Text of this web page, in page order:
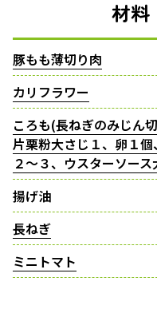
材料
豚もも薄切り肉
カリフラワー
ころも(長ねぎのみじん
片栗粉大さじ１、卵１
２〜３、ウスターソー
揚げ油
長ねぎ
ミニトマト